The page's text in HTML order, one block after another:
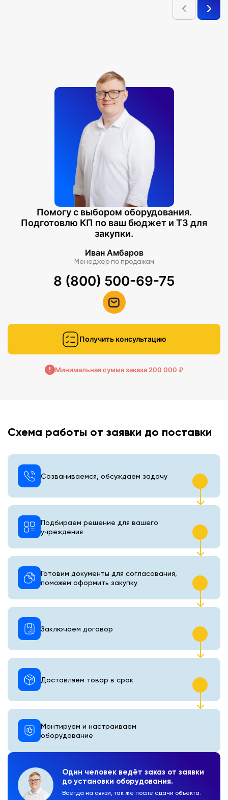
Помогу с выбором оборудования.
Подготовлю КП по ваш бюджет и ТЗ для
закупки.
Иван Амбаров
Менеджер по продажам
8 (800) 500-69-75
Получить консультацию
Минимальная сумма заказа 200 000 ₽
Схема работы от заявки до поставки
Один человек ведёт заказ от заявки
до установки оборудования.
Всегда на связи, так же после сдачи объекта.
Созваниваемся, обсуждаем задачу
Подбираем решение для вашего
учреждения
Готовим документы для согласования,
поможем оформить закупку
Монтируем и настраиваем
оборудование
Доставляем товар в срок
Заключаем договор